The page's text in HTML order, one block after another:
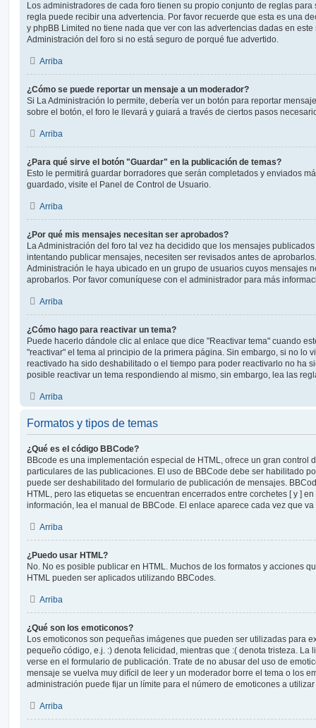
Los administradores de cada foro tienen su propio conjunto de reglas
regla puede recibir una advertencia. Por favor recuerde que esta es una
y phpBB Limited no tiene nada que ver con las advertencias dadas en
Administración del foro si no está seguro de porqué fue advertido.
Arriba
¿Cómo se puede reportar un mensaje a un moderador?
Si La Administración lo permite, debería ver un botón para reportar
sobre el botón, el foro le llevará y guiará a través de ciertos pasos
Arriba
¿Para qué sirve el botón "Guardar" en la publicación de temas?
Esto le permitirá guardar borradores que serán completados y enviados
guardado, visite el Panel de Control de Usuario.
Arriba
¿Por qué mis mensajes necesitan ser aprobados?
La Administración del foro tal vez ha decidido que los mensajes
intentando publicar mensajes, necesiten ser revisados antes de
Administración le haya ubicado en un grupo de usuarios cuyos mensajes
aprobarlos. Por favor comuníquese con el administrador para más
Arriba
¿Cómo hago para reactivar un tema?
Puede hacerlo dándole clic al enlace que dice "Reactivar tema" cuando
"reactivar" el tema al principio de la primera página. Sin embargo, si no lo
reactivado ha sido deshabilitado o el tiempo para poder reactivarlo no ha
posible reactivar un tema respondiendo al mismo, sin embargo, lea las
Arriba
Formatos y tipos de temas
¿Qué es el código BBCode?
BBcode es una implementación especial de HTML, ofrece un gran control
particulares de las publicaciones. El uso de BBCode debe ser habilitado
puede ser deshabilitado del formulario de publicación de mensajes.
HTML, pero las etiquetas se encuentran encerrados entre corchetes [ y ]
información, lea el manual de BBCode. El enlace aparece cada vez que
Arriba
¿Puedo usar HTML?
No. No es posible publicar en HTML. Muchos de los formatos y acciones
HTML pueden ser aplicados utilizando BBCodes.
Arriba
¿Qué son los emoticonos?
Los emoticonos son pequeñas imágenes que pueden ser utilizadas para
pequeño código, e.j. :) denota felicidad, mientras que :( denota tristeza. La
verse en el formulario de publicación. Trate de no abusar del uso de
mensaje se vuelva muy difícil de leer y un moderador borre el tema o los
administración puede fijar un límite para el número de emoticones a
Arriba